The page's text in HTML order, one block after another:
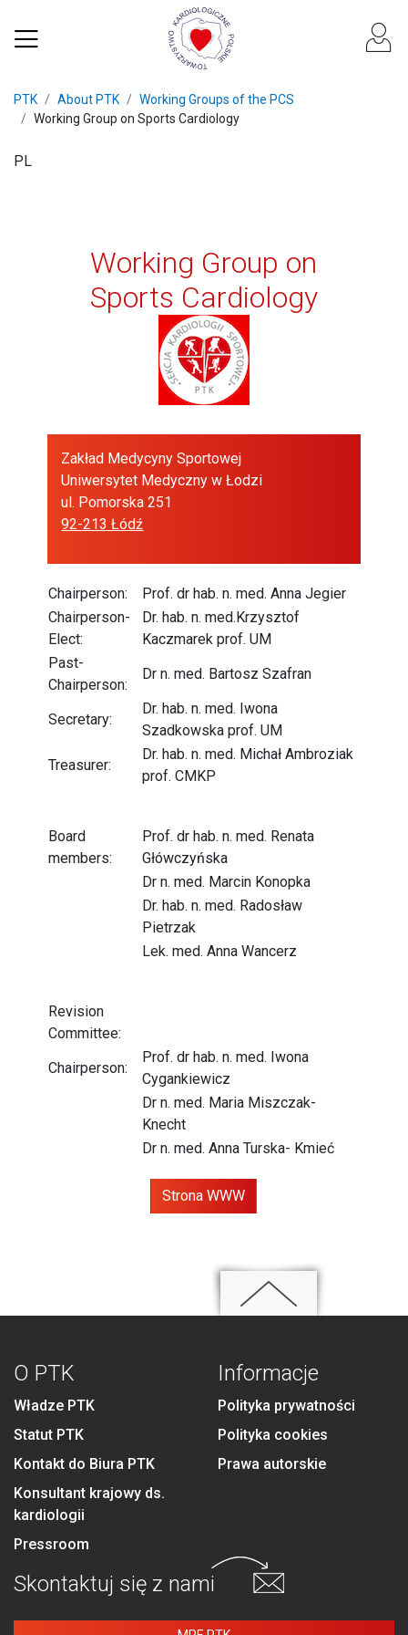
PTK About PTK
Working Groups of the PCS
Working Group on Sports Cardiology
PL
Working Group on
Sports Cardiology
Zakład Medycyny Sportowej
Uniwersytet Medyczny w Łodzi
ul. Pomorska 251
92-213 Łódź
Chairperson:
Prof. dr hab. n. med. Anna Jegier
Chairperson-
Elect:
Dr. hab. n. med.Krzysztof
Kaczmarek prof. UM
Past-
Chairperson:
Dr n. med. Bartosz Szafran
Secretary:
Dr. hab. n. med. Iwona
Szadkowska prof. UM
Treasurer:
Dr. hab. n. med. Michał Ambroziak
prof. CMKP
Board
members:
Prof. dr hab. n. med. Renata
Główczyńska
Dr n. med. Marcin Konopka
Dr. hab. n. med. Radosław
Pietrzak
Lek. med. Anna Wancerz
Revision
Committee:
Chairperson:
Prof. dr hab. n. med. Iwona
Cygankiewicz
Dr n. med. Maria Miszczak-
Knecht
Dr n. med. Anna Turska- Kmieć
Strona WWW
O PTK
Władze PTK
Statut PTK
Kontakt do Biura PTK
Konsultant krajowy ds.
kardiologii
Pressroom
Informacje
Polityka prywatności
Polityka cookies
Prawa autorskie
Skontaktuj się z nami